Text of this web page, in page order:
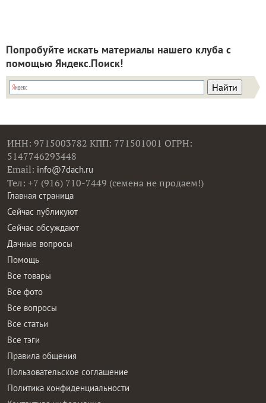
Попробуйте искать материалы нашего клуба с
помощью Яндекс.Поиск!
ИНН: 9715003782 КПП: 771501001 ОГРН:
5147746293448
Email: info@7dach.ru
Тел: +7 (916) 710-7449 (семена не продаем!)
Главная страница
Сейчас публикуют
Сейчас обсуждают
Дачные вопросы
Помощь
Все товары
Все фото
Все вопросы
Все статьи
Все тэги
Правила общения
Пользовательское соглашение
Политика конфиденциальности